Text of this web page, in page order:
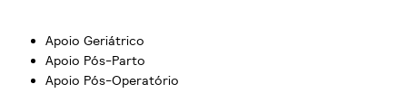
Apoio Geriátrico
Apoio Pós-Parto
Apoio Pós-Operatório